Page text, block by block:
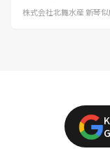
株式会社北舞水産 新琴似